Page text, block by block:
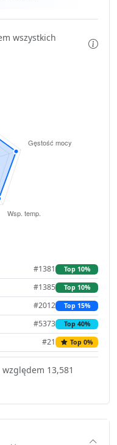
wszystkich
#1381 Top 10%
#1385 Top 10%
#2012 Top 15%
#5373 Top 40%
#21 Top 0%
13,581